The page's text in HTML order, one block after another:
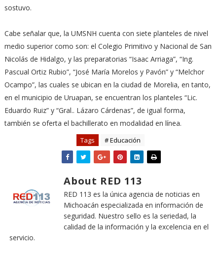
sostuvo.
Cabe señalar que, la UMSNH cuenta con siete planteles de nivel
medio superior como son: el Colegio Primitivo y Nacional de San
Nicolás de Hidalgo, y las preparatorias “Isaac Arriaga”, “Ing.
Pascual Ortiz Rubio”, “José María Morelos y Pavón” y “Melchor
Ocampo”, las cuales se ubican en la ciudad de Morelia, en tanto,
en el municipio de Uruapan, se encuentran los planteles “Lic.
Eduardo Ruiz” y “Gral.. Lázaro Cárdenas”, de igual forma,
también se oferta el bachillerato en modalidad en línea.
Tags # Educación
About RED 113
RED 113 es la única agencia de noticias en
Michoacán especializada en información de
seguridad. Nuestro sello es la seriedad, la
calidad de la información y la excelencia en el
servicio.